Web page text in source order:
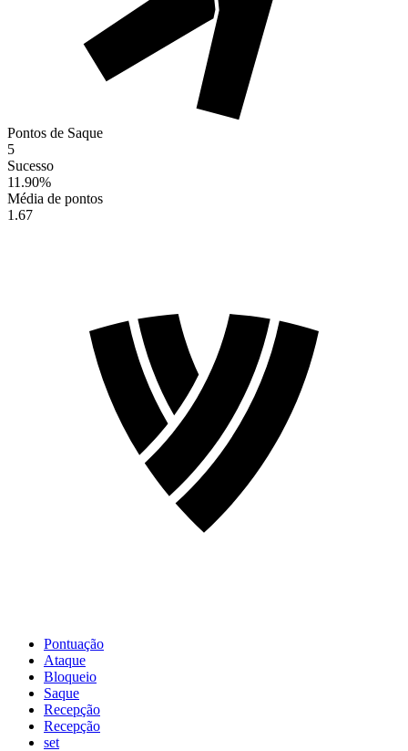
Pontos de Saque
5
Sucesso
11.90%
Média de pontos
1.67
Pontuação
Ataque
Bloqueio
Saque
Recepção
Recepção
set